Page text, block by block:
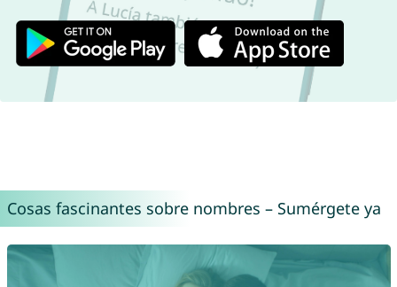
Cosas fascinantes sobre nombres – Sumérgete ya